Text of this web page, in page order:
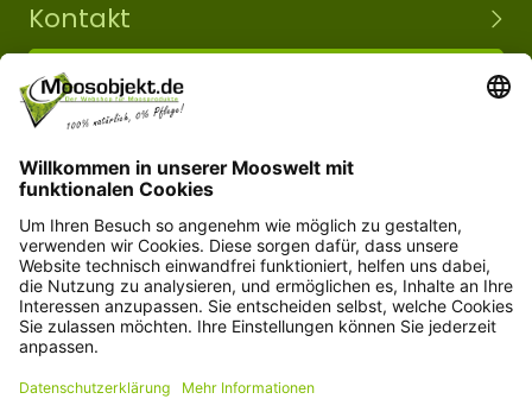
Kontakt
info@moosobjekt.de
Versand in ganz Deutschland und Österreich.
Kundenservice
Informationen